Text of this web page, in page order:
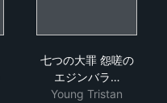
七つの大罪 怨嗟の
エジンバラ…
Young Tristan